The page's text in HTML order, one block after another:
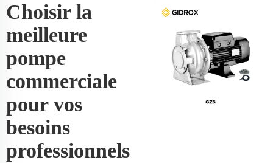
Choisir la
meilleure
pompe
commerciale
pour vos
besoins
professionnels